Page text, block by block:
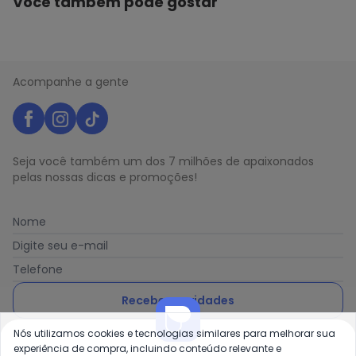
Acompanhe a gente
Seja você também um dos 7 milhões de apaixonados
pelas nossas dicas e promoções!
Nome
Digite seu e-mail
Telefone
Receber novidades
Ao enviar o cadastro, você concorda com a nossa Política
Nós utilizamos cookies e tecnologias similares para melhorar sua
experiência de compra, incluindo conteúdo relevante e